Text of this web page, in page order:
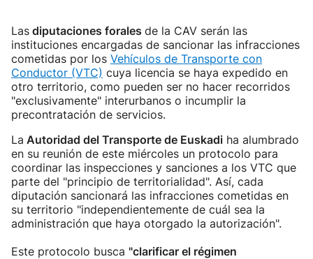
Las diputaciones forales de la CAV serán las
instituciones encargadas de sancionar las infracciones
cometidas por los Vehículos de Transporte con
Conductor (VTC) cuya licencia se haya expedido en
otro territorio, como pueden ser no hacer recorridos
"exclusivamente" interurbanos o incumplir la
precontratación de servicios.
La Autoridad del Transporte de Euskadi ha alumbrado
en su reunión de este miércoles un protocolo para
coordinar las inspecciones y sanciones a los VTC que
parte del "principio de territorialidad". Así, cada
diputación sancionará las infracciones cometidas en
su territorio "independientemente de cuál sea la
administración que haya otorgado la autorización".
Este protocolo busca "clarificar el régimen